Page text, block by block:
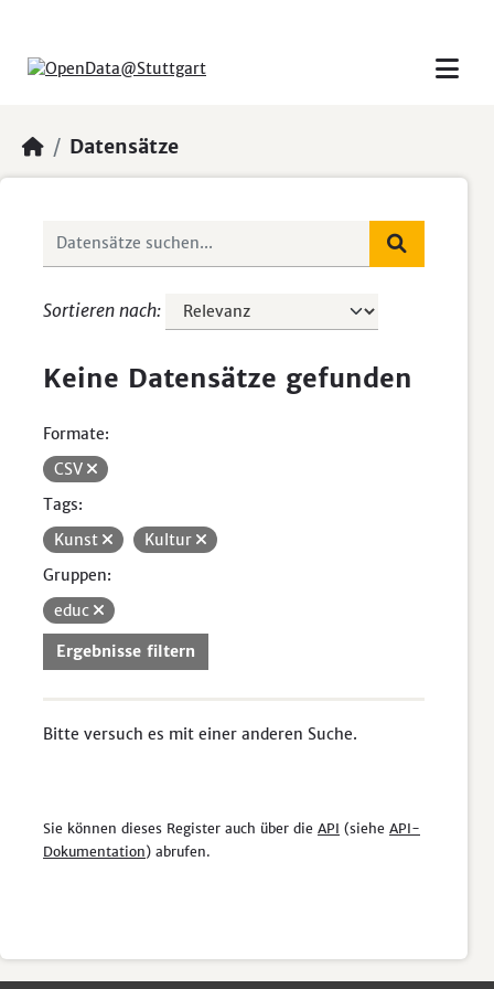
Datensätze
Sortieren nach
Keine Datensätze gefunden
Formate:
CSV
Tags:
Kunst
Kultur
Gruppen:
educ
Ergebnisse filtern
Bitte versuch es mit einer anderen Suche.
Sie können dieses Register auch über die API (siehe API-
Dokumentation) abrufen.